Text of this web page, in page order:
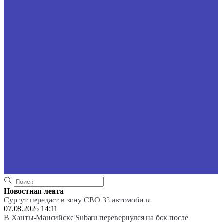
Новостная лента
Сургут передаст в зону СВО 33 автомобиля
07.08.2026 14:11
В Ханты-Мансийске Subaru перевернулся на бок после